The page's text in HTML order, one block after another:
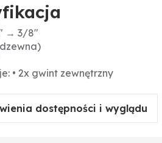
→ 3/8"
• 2x gwint zewnętrzny
dostępności i wyglądu